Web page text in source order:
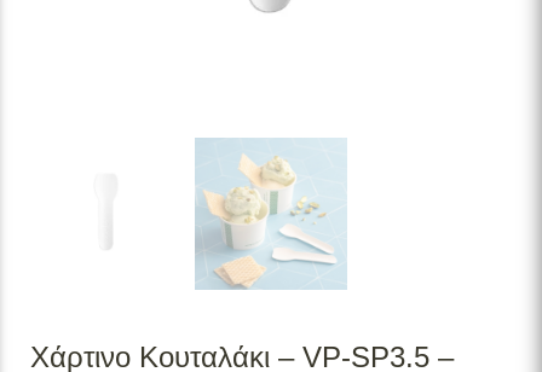
Χάρτινο Κουταλάκι – VP-SP3.5 –